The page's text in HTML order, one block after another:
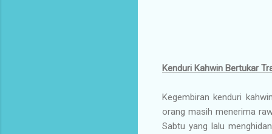
Kenduri Kahwin Bertukar
Kegembiran kenduri
orang masih menerima
Sabtu yang lalu